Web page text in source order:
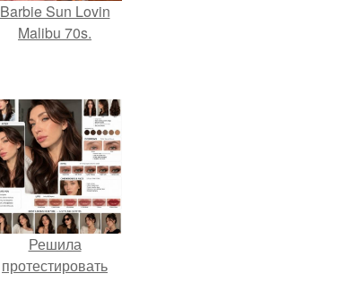
Barbie Sun Lovin
Malibu 70s.
Решила
протестировать